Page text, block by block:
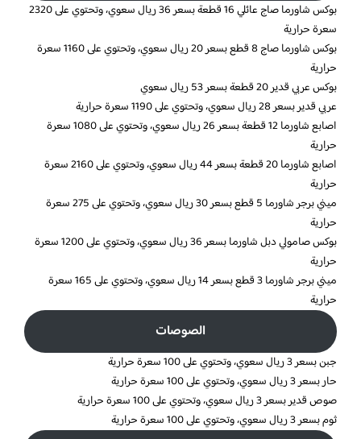
بوكس شاورما صاج عائلي 16 قطعة بسعر 36 ريال سعوي، وتحتوي على 2320
سعرة حرارية
بوكس شاورما صاج 8 قطع بسعر 20 ريال سعوي، وتحتوي على 1160 سعرة
حرارية
بوكس عربي قدير 20 قطعة بسعر 53 ريال سعوي
عربي قدير بسعر 28 ريال سعوي، وتحتوي على 1190 سعرة حرارية
اصابع شاورما 12 قطعة بسعر 26 ريال سعوي، وتحتوي على 1080 سعرة
حرارية
اصابع شاورما 20 قطعة بسعر 44 ريال سعوي، وتحتوي على 2160 سعرة
حرارية
ميني برجر شاورما 5 قطع بسعر 30 ريال سعوي، وتحتوي على 275 سعرة
حرارية
بوكس صامولي دبل شاورما بسعر 36 ريال سعوي، وتحتوي على 1200 سعرة
حرارية
ميني برجر شاورما 3 قطع بسعر 14 ريال سعوي، وتحتوي على 165 سعرة
حرارية
الصوصات
جبن بسعر 3 ريال سعوي، وتحتوي على 100 سعرة حرارية
حار بسعر 3 ريال سعوي، وتحتوي على 100 سعرة حرارية
صوص قدير بسعر 3 ريال سعوي، وتحتوي على 100 سعرة حرارية
ثوم بسعر 3 ريال سعوي، وتحتوي على 100 سعرة حرارية